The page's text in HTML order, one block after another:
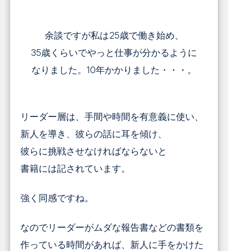
余談ですが私は25歳で働き始め、
35歳くらいでやっと仕事が分かるように
なりました。10年かかりました・・・。
リーダー層は、手間や時間を有意義に使い、
新人を導き、彼らの話に耳を傾け、
彼らに挑戦させなければならないと
書籍には記されています。
強く同感ですね。
なのでリーダーがムダな報告書などの書類を
作っている時間があれば、新人に手をかけた